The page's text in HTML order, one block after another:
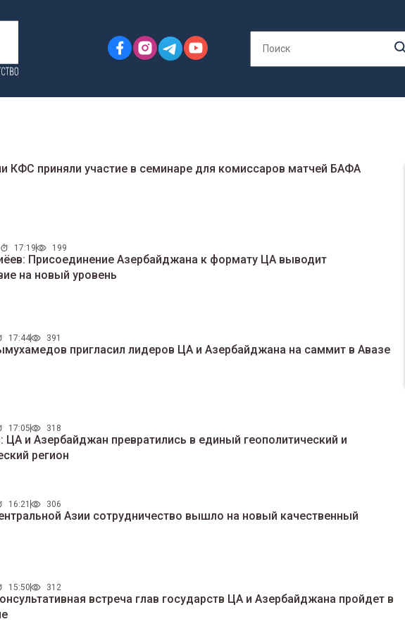
КФС приняли участие в семинаре для комиссаров матчей БАФА
17:19 199
Присоединение Азербайджана к формату ЦА выводит
на новый уровень
17:44 391
пригласил лидеров ЦА и Азербайджана на саммит в Авазе
17:05 318
ЦА и Азербайджан превратились в единый геополитический и
регион
16:21 306
Азии сотрудничество вышло на новый качественный
15:50 312
встреча глав государств ЦА и Азербайджана пройдет в